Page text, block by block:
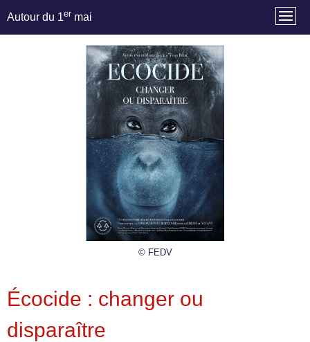
Autour du 1er mai
© FEDV
Écocide : changer ou
disparaître